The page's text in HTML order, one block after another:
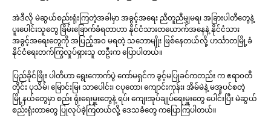
အဲဒီလို မဲဆွယ်စည်းရုံးကြတဲ့အခါမှာ အခွင့်အရေး ညီတူညီမျှမရ၊ အခြားပါတီတွေနဲ့
ပူးပေါင်းသူတွေ ခြိမ်းခြောက်ခံရတာဟာ နိုင်ငံသားတယောက်အနေနဲ့ နိုင်ငံသား
အခွင့်အရေးတွေကို အပြည့်အ၀ မရတဲ့ သဘောမျိုး ဖြစ်နေတယ်လို့ ဟင်္သာတမြို့ခံ
နိုင်ငံရေးတက်ကြွလှုပ်ရှားသူ တဦးက ပြောပါတယ်။
ပြည်ခိုင်ဖြိုး ပါတီဟာ ရွေးကောက်ပွဲ ကော်မရှင်က ခွင့်မပြုခင်ကတည်း က ဧရာ၀တီ
တိုင်း ပုသိမ်၊ မြောင်းမြ၊ သာပေါင်း၊ ငပုတော၊ ကျောင်းကုန်း၊ အိမ်မဲနဲ့ မအူပင်စတဲ့
မြို့နယ်တွေမှာ စည်း ရုံးရေးမှူးတွေနဲ့ ရပ်၊ ကျေးအုပ်ချုပ်ရေးမှူးတွေ ပေါင်းပြီး မဲဆွယ်
စည်းရုံးတာတွေ ပြုလုပ်ခဲ့ကြတယ်လို့ ဒေသခံတွေ ကပြောကြပါတယ်။